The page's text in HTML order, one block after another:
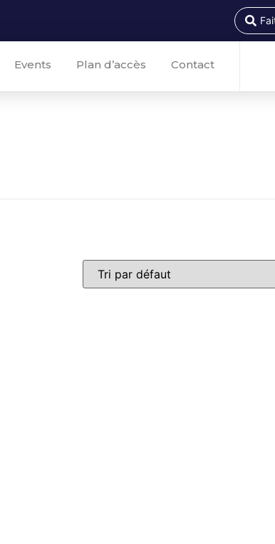
Events Plan d’accès Contact